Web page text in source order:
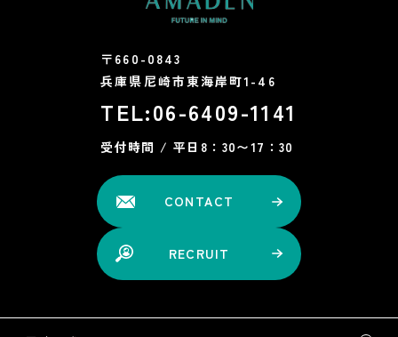
〒660-0843
兵庫県尼崎市東海岸町1-46
TEL:06-6409-1141
受付時間 / 平日8：30〜17：30
CONTACT
RECRUIT